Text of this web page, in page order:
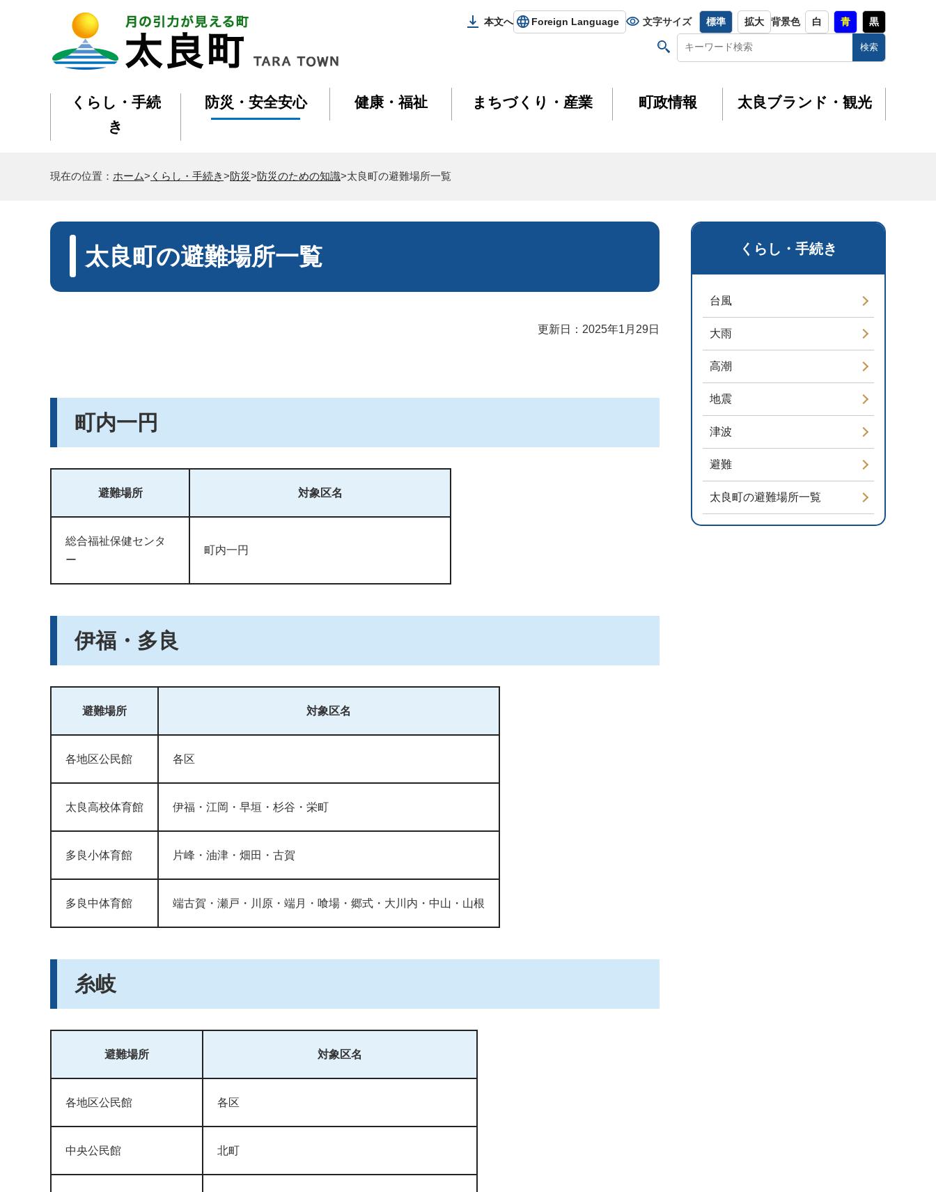
本文へ Foreign Language 文字サイズ 標準 拡大 背景色 白 青 黒
くらし・手続
き
防災・安全安心 健康・福祉 まちづくり・産業 町政情報 太良ブランド・観光
現在の位置： ホーム> くらし・手続き>防災>防災のための知識>太良町の避難場所一覧
くらし・手続き
台風
大雨
高潮
地震
津波
避難
太良町の避難場所一覧
太良町の避難場所一覧
更新日：2025年1月29日
町内一円
避難場所 対象区名
総合福祉保健センタ
ー
町内一円
伊福・多良
避難場所 対象区名
各地区公民館 各区
太良高校体育館 伊福・江岡・早垣・杉谷・栄町
多良小体育館 片峰・油津・畑田・古賀
多良中体育館 端古賀・瀬戸・川原・端月・喰場・郷式・大川内・中山・山根
糸岐
避難場所 対象区名
各地区公民館 各区
中央公民館 北町